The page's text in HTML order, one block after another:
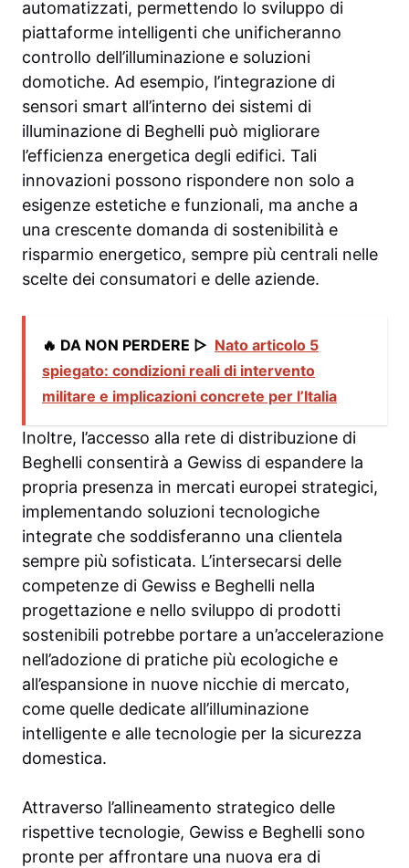
automatizzati, permettendo lo sviluppo di
piattaforme intelligenti che unificheranno
controllo dell’illuminazione e soluzioni
domotiche. Ad esempio, l’integrazione di
sensori smart all’interno dei sistemi di
illuminazione di Beghelli può migliorare
l’efficienza energetica degli edifici. Tali
innovazioni possono rispondere non solo a
esigenze estetiche e funzionali, ma anche a
una crescente domanda di sostenibilità e
risparmio energetico, sempre più centrali nelle
scelte dei consumatori e delle aziende.
🔥 DA NON PERDERE ▷ Nato articolo 5
spiegato: condizioni reali di intervento
militare e implicazioni concrete per l’Italia
Inoltre, l’accesso alla rete di distribuzione di
Beghelli consentirà a Gewiss di espandere la
propria presenza in mercati europei strategici,
implementando soluzioni tecnologiche
integrate che soddisferanno una clientela
sempre più sofisticata. L’intersecarsi delle
competenze di Gewiss e Beghelli nella
progettazione e nello sviluppo di prodotti
sostenibili potrebbe portare a un’accelerazione
nell’adozione di pratiche più ecologiche e
all’espansione in nuove nicchie di mercato,
come quelle dedicate all’illuminazione
intelligente e alle tecnologie per la sicurezza
domestica.
Attraverso l’allineamento strategico delle
rispettive tecnologie, Gewiss e Beghelli sono
pronte per affrontare una nuova era di